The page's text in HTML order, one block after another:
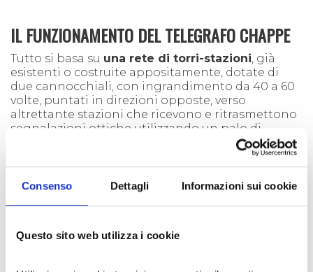
Consenso Dettagli Informazioni sui cookie
Questo sito web utilizza i cookie
IL FUNZIONAMENTO DELTELEGRAFO CHAPPE
Tutto si basa su una rete di torri-stazioni, già
esistenti o costruite appositamente, dotate di
due cannocchiali, con ingrandimento da 40 a 60
volte, puntati in direzioni opposte, verso
altrettante stazioni che ricevono e ritrasmettono
segnalazioni ottiche utilizzando un palo di
supporto verticale, alto almeno 4 metri e mezzo e
posto su un’altura, in cima alla quale si articolano
tre parti. Un regolatore, un braccio orizzontale di
4 metri che può ruotare di 360 gradi, e due
Il tutto èlento, limitato e fonte di errori
inviare dispacci molto lunghi occorre trasmettere